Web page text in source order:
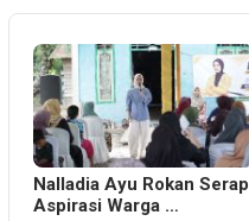
Nalladia Ayu Rokan Serap
Aspirasi Warga …